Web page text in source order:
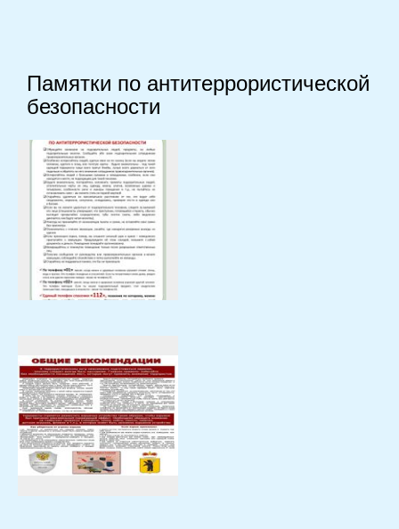
Памятки по антитеррористической
безопасности